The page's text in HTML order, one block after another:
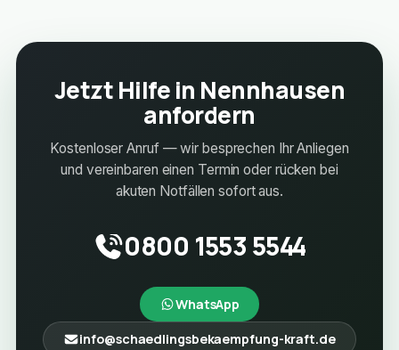
Jetzt Hilfe in Nennhausen
anfordern
Kostenloser Anruf — wir besprechen Ihr Anliegen
und vereinbaren einen Termin oder rücken bei
akuten Notfällen sofort aus.
0800 1553 5544
WhatsApp
info@schaedlingsbekaempfung-kraft.de